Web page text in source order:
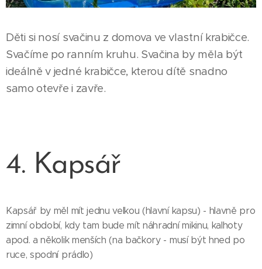
Děti si nosí svačinu z domova ve vlastní krabičce.
Svačíme po ranním kruhu. Svačina by měla být
ideálně v jedné krabičce, kterou dítě snadno
samo otevře i zavře.
4. Kapsář
Kapsář by měl mít jednu velkou (hlavní kapsu) - hlavně pro
zimní období, kdy tam bude mít náhradní mikinu, kalhoty
apod. a několik menších (na bačkory - musí být hned po
ruce, spodní prádlo)